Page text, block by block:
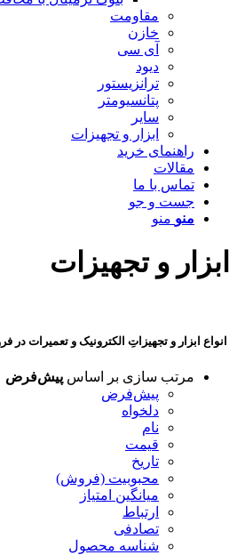
مقاومت
خازن
آی سی
دیود
ترانزیستور
پتانسیومتر
سایر
ابزار و تجهیزات
راهنمای خرید
مقالات
تماس با ما
جست و جو
منو منو
ابزار و تجهیزات
انواع ابزار و تجهیزاتِ الکترونیک و تعمیرات در
مرتب سازی بر اساس پیش‌فرض
پیش‌فرض
دلخواه
نام
قیمت
تاریخ
محبوبیت (فروش)
میانگین امتیاز
ارتباط
تصادفی
شناسه محصول